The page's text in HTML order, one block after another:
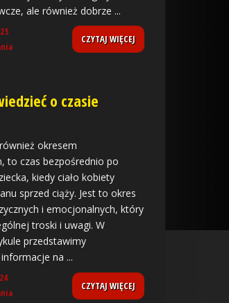
ale również dobrze ...
CZYTAJ WIĘCEJ
o czasie
okresem
to czas bezpośrednio po
kiedy ciało kobiety
sprzed ciąży. Jest to okres
i emocjonalnych, który
troski i uwagi. W
przedstawimy
na ...
CZYTAJ WIĘCEJ